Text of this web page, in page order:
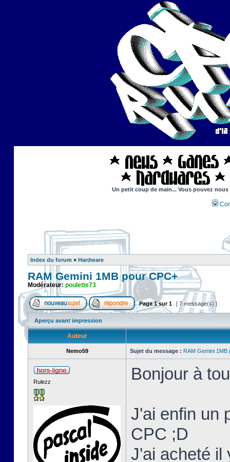
Un petit coup de main... Vous pouvez
Index du forum » Hardware
RAM Gemini 1MB pour CPC+
Modérateur: poulette73
Page1sur1 [ 7 message(s) ]
Aperçu avant impression
Auteur
Nemo59 Sujet du message : RAM Gemini 1MB
Rulezz Bonjour à
J'ai enfin un
CPC ;D
J'ai acheté il